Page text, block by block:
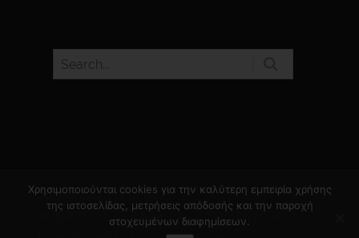
Copyright by Purpose.
ΑΝΘΡΩΠΟΣ
ΚΑΡΙΕΡΑ
ΤΑΥΤΟΤΗΤΑ
Χρησιμοποιούνται cookies για την καλύτερη εμπειρία χρήσης
της ιστοσελίδας, μετρήσεις απόδοσής και την παροχή
στοχευμένων διαφημίσεων.